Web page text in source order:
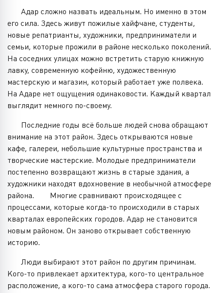
Адар сложно назвать идеальным. Но именно в этом
его сила. Здесь живут пожилые хайфчане, студенты,
новые репатрианты, художники, предприниматели и
семьи, которые прожили в районе несколько поколений.
На соседних улицах можно встретить старую книжную
лавку, современную кофейню, художественную
мастерскую и магазин, который работает уже полвека.
На Адаре нет ощущения одинаковости. Каждый квартал
выглядит немного по-своему.
Последние годы всё больше людей снова обращают
внимание на этот район. Здесь открываются новые
кафе, галереи, небольшие культурные пространства и
творческие мастерские. Молодые предприниматели
постепенно возвращают жизнь в старые здания, а
художники находят вдохновение в необычной атмосфере
района. Многие сравнивают происходящее с
процессами, которые когда-то происходили в старых
кварталах европейских городов. Адар не становится
новым районом. Он заново открывает собственную
историю.
Люди выбирают этот район по другим причинам.
Кого-то привлекает архитектура, кого-то центральное
расположение, а кого-то сама атмосфера старого города.